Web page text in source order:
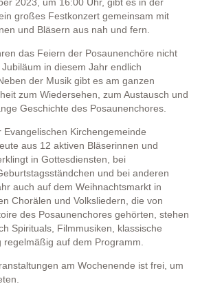
2023, um 16:00 Uhr, gibt es in der
großes Festkonzert gemeinsam mit
und Bläsern aus nah und fern.
das Feiern der Posaunenchöre nicht
in diesem Jahr endlich
der Musik gibt es am ganzen
zum Wiedersehen, zum Austausch und
Geschichte des Posaunenchores.
Kirchengemeinde
aus 12 aktiven Bläserinnen und
in Gottesdiensten, bei
und bei anderen
auch auf dem Weihnachtsmarkt in
Chorälen und Volksliedern, die von
des Posaunenchores gehörten, stehen
Spirituals, Filmmusiken, klassische
regelmäßig auf dem Programm.
am Wochenende ist frei, um